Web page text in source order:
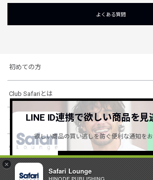
×
Safari Lounge
よくある質問
初めての方
Club Safariとは
ショッピングガイド
会社概要・規約
LINE ID連携で欲しい商品を見
欲しい商品の買い逃しを防ぐ便利な通知を
詳しくはこちら ＞